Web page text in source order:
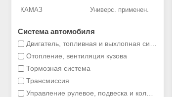
КАМАЗ
Универс. применен.
Система автомобиля
Отопление, вентиляция кузова
Тормозная система
Трансмиссия